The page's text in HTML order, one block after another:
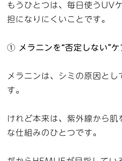
もうひとつは、毎日使うUV
担になりにくいことです。
① メラニンを“否定しない”ケ
メラニンは、シミの原因と
す。
けれど本来は、紫外線から肌
な仕組みのひとつです。